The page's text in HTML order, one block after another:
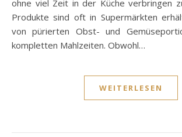
ohne viel Zeit in der Küche verbringen
Produkte sind oft in Supermärkten
von pürierten Obst- und
kompletten Mahlzeiten. Obwohl…
WEITERLESEN